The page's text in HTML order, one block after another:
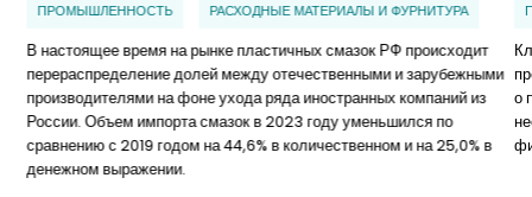
ПРОМЫШЛЕННОСТЬ РАСХОДНЫЕ МАТЕРИАЛЫ И ФУРНИТУРА
В настоящее время на рынке пластичных смазок РФ происходит
перераспределение долей между отечественными и зарубежными
производителями на фоне ухода ряда иностранных компаний из
России. Объем импорта смазок в 2023 году уменьшился по
сравнению с 2019 годом на 44,6% в количественном и на 25,0% в
денежном выражении.
о